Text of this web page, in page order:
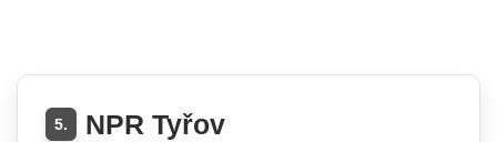
5. NPR Tyřov